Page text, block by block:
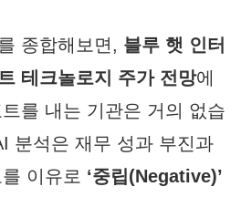
종합해보면, 블루 햇 인터
테크놀로지 주가 전망에
를 내는 기관은 거의 없습
분석은 재무 성과 부진과
이유로 ‘중립(Negative)’